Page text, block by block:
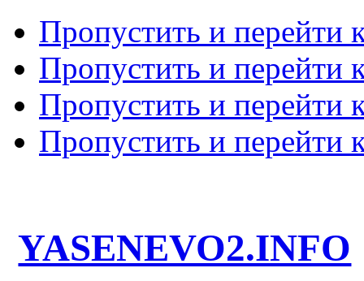
Пропустить и перейти
Пропустить и перейти
Пропустить и перейти
Пропустить и перейти
YASENEVO2.INFO